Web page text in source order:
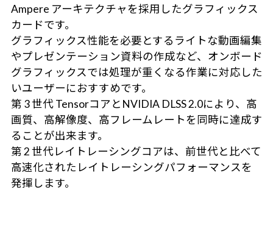
Ampere アーキテクチャを採用したグラフィックス
カードです。
グラフィックス性能を必要とするライトな動画編集
やプレゼンテーション資料の作成など、オンボード
グラフィックスでは処理が重くなる作業に対応した
いユーザーにおすすめです。
第 3 世代 TensorコアとNVIDIA DLSS 2.0により、高
画質、高解像度、高フレームレートを同時に達成す
ることが出来ます。
第 2 世代レイトレーシングコアは、前世代と比べて
高速化されたレイトレーシングパフォーマンスを
発揮します。